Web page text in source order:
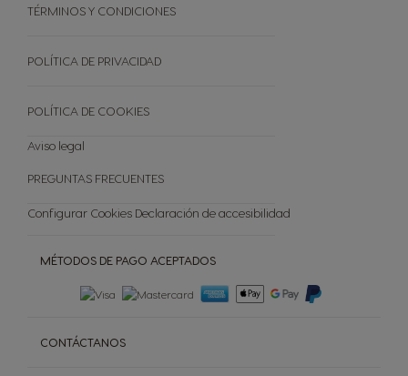
FORMATO PROMOCIONAL
Introduce tus códigos
El mundo del café
Reciclar Capsulas
Tienda Exclusiva
MÉTODOS DE PAGO ACEPTADOS
CONTÁCTANOS
TÉRMINOS Y CONDICIONES
POLÍTICA DE PRIVACIDAD
POLÍTICA DE COOKIES
Aviso legal
PREGUNTAS FRECUENTES
Configurar Cookies Declaración de accesibilidad